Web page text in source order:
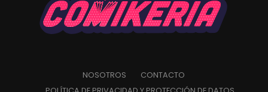
NOSOTROS
CONTACTO